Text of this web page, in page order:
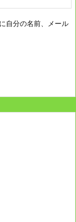
自分の名前、メール